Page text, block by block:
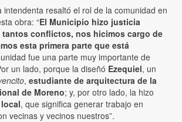
intendenta resaltó el rol de la comunidad en
obra: “El Municipio hizo justicia
conflictos, nos hicimos cargo de
esta primera parte que está
fue una parte muy importante de
un lado, porque la diseñó Ezequiel, un
, estudiante de arquitectura de la
de Moreno; y, por otro lado, la hizo
, que significa generar trabajo en
vecinas y vecinos nuestros”.